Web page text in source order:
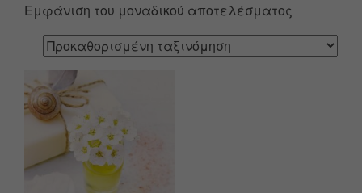
Εμφάνιση του μοναδικού αποτελέσματος